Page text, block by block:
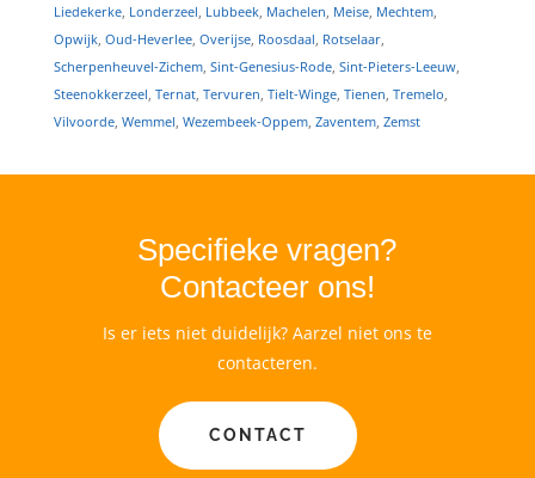
Liedekerke, Londerzeel Lubbeek, Machelen Meise, Mechtem,
Opwijk, Oud-Heverlee, Overijse, Roosdaal Rotselaar,
Scherpenheuvel-Zichem, Sint-Genesius-Rode, Sint-Pieters-Leeuw,
Steenokkerzeel Ternat, Tervuren Tielt-Winge, Tienen Tremelo
Vilvoorde, Wemmel Wezembeek-Oppem, Zaventem, Zemst
Specifieke vragen?
Contacteer ons!
Is er iets niet duidelijk? Aarzel niet ons te
contacteren.
CONTACT